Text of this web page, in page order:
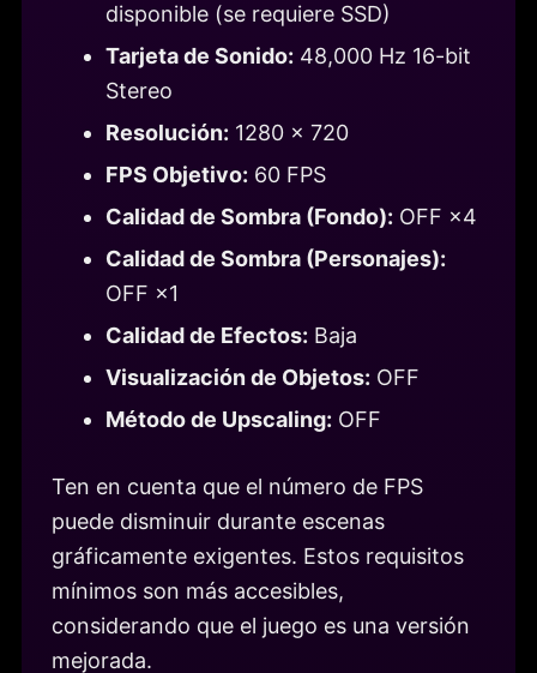
disponible (se requiere SSD)
Tarjeta de Sonido: 48,000 Hz 16-bit
Stereo
Resolución: 1280 × 720
FPS Objetivo: 60 FPS
Calidad de Sombra (Fondo): OFF ×4
Calidad de Sombra (Personajes):
OFF ×1
Calidad de Efectos: Baja
Visualización de Objetos: OFF
Método de Upscaling: OFF
Ten en cuenta que el número de FPS
puede disminuir durante escenas
gráficamente exigentes. Estos requisitos
mínimos son más accesibles,
considerando que el juego es una versión
mejorada.